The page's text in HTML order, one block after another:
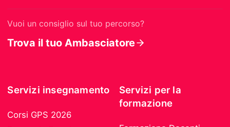
Vuoi un consiglio sul tuo percorso?
Trova il tuo Ambasciatore
Servizi insegnamento
Corsi GPS 2026
Servizi per la
formazione